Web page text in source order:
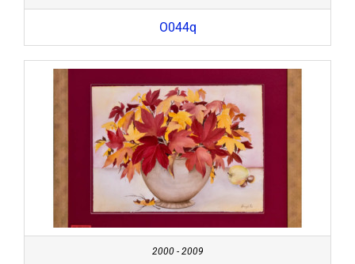
O044q
2000 - 2009